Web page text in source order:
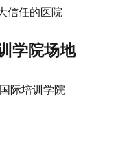
信任的医院
学院场地